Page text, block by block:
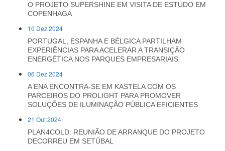
O PROJETO SUPERSHINE EM VISITA DE ESTUDO EM
COPENHAGA
10 Dez 2024
PORTUGAL, ESPANHA E BÉLGICA PARTILHAM
EXPERIÊNCIAS PARA ACELERAR A TRANSIÇÃO
ENERGÉTICA NOS PARQUES EMPRESARIAIS
06 Dez 2024
A ENA ENCONTRA-SE EM KASTELA COM OS
PARCEIROS DO PROLIGHT PARA PROMOVER
SOLUÇÕES DE ILUMINAÇÃO PÚBLICA EFICIENTES
21 Out 2024
PLAN4COLD: REUNIÃO DE ARRANQUE DO PROJETO
DECORREU EM SETÚBAL